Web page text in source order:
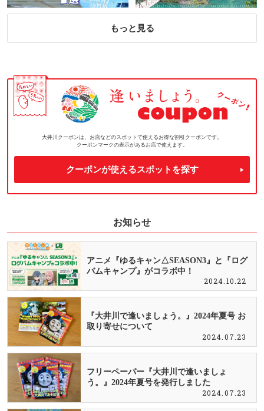
もっと見る
大井川クーポンは、お店などのスポットで使えるお得な割引クーポンです。
クーポンマークの表示があるお店で使えます。
クーポンが使えるスポットを探す
お知らせ
アニメ『ゆるキャン△SEASON3』と『ログ
バムキャンプ』がコラボ中！
2024.10.22
『大井川で逢いましょう。』2024年夏号 お
取り寄せについて
2024.07.23
フリーペーパー『大井川で逢いましょ
う。』2024年夏号を発行しました
2024.07.23